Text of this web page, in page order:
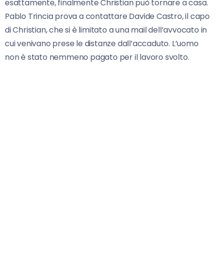
esattamente, finalmente Christian può tornare a casa.
Pablo Trincia prova a contattare Davide Castro, il capo
di Christian, che si è limitato a una mail dell’avvocato in
cui venivano prese le distanze dall’accaduto. L’uomo
non è stato nemmeno pagato per il lavoro svolto.